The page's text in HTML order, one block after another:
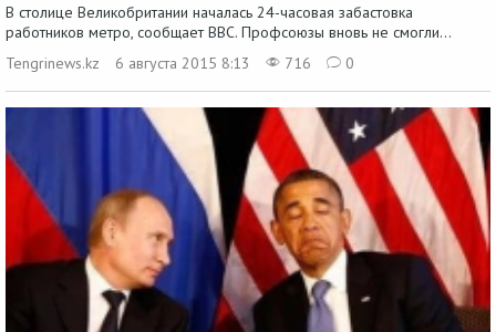
В столице Великобритании началась 24-часовая забастовка
работников метро, сообщает BBC. Профсоюзы вновь не смогли...
Tengrinews.kz
6 августа 2015 8:13 716 0